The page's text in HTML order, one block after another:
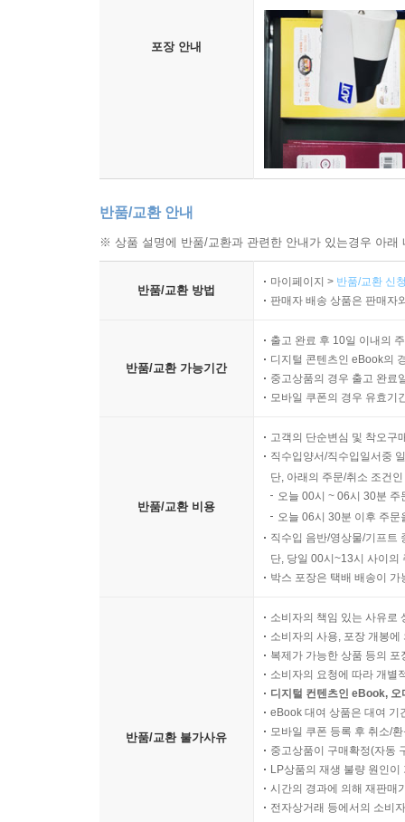
포장 안내
반품/교환 안내
※ 상품 설명에 반품/교환과 관련한 안내가 있는경우 아
반품/교환 방법
마이페이지 > 반품/교환 신
판매자 배송 상품은 판매자
반품/교환 가능기간
출고 완료 후 10일 이내의
디지털 콘텐츠인 eBook의
중고상품의 경우 출고 완료
모바일 쿠폰의 경우 유효기
반품/교환 비용
고객의 단순변심 및 착오구
직수입양서/직수입일서중
단, 아래의 주문/취소 조건
오늘 00시 ~ 06시 30분
오늘 06시 30분 이후 주
직수입 음반/영상물/기프트
단, 당일 00시~13시 사이의
박스 포장은 택배 배송이
반품/교환 불가사유
소비자의 책임 있는 사유로
소비자의 사용, 포장 개봉
복제가 가능한 상품 등의
소비자의 요청에 따라 개별
디지털 컨텐츠인 eBook,
eBook 대여 상품은 대여 기
모바일 쿠폰 등록 후 취소/
중고상품이 구매확정(자동
LP상품의 재생 불량 원인
시간의 경과에 의해 재판매
전자상거래 등에서의 소비